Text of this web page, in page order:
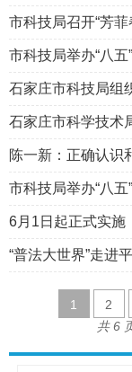
市科技局召开“芳
座谈会
市科技局举办“八五
石家庄市科技局组织
与你同行”庆三八
石家庄市科学技术
陈一新：正确认识
深对习近平法治思
市科技局举办“八五
6月1日起正式实施
“普法大世界”走进
实事，送法到基层
1 2
共 6